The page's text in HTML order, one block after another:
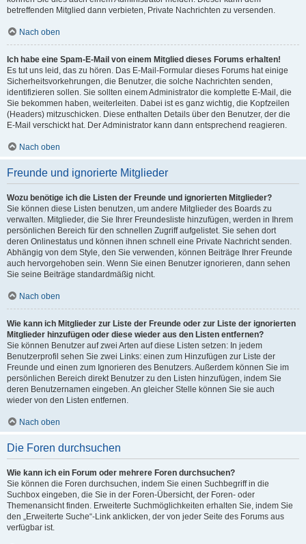
betreffenden Mitglied dann verbieten, Private Nachrichten zu versenden.
Nach oben
Ich habe eine Spam-E-Mail von einem Mitglied dieses Forums erhalten!
Es tut uns leid, das zu hören. Das E-Mail-Formular dieses Forums hat einige
Sicherheitsvorkehrungen, die Benutzer, die solche Nachrichten senden,
identifizieren sollen. Sie sollten einem Administrator die komplette E-Mail, die
Sie bekommen haben, weiterleiten. Dabei ist es ganz wichtig, die Kopfzeilen
(Headers) mitzuschicken. Diese enthalten Details über den Benutzer, der die
E-Mail verschickt hat. Der Administrator kann dann entsprechend reagieren.
Nach oben
Freunde und ignorierte Mitglieder
Wozu benötige ich die Listen der Freunde und ignorierten Mitglieder?
Sie können diese Listen benutzen, um andere Mitglieder des Boards zu
verwalten. Mitglieder, die Sie Ihrer Freundesliste hinzufügen, werden in Ihrem
persönlichen Bereich für den schnellen Zugriff aufgelistet. Sie sehen dort
deren Onlinestatus und können ihnen schnell eine Private Nachricht senden.
Abhängig von dem Style, den Sie verwenden, können Beiträge Ihrer Freunde
auch hervorgehoben sein. Wenn Sie einen Benutzer ignorieren, dann sehen
Sie seine Beiträge standardmäßig nicht.
Nach oben
Wie kann ich Mitglieder zur Liste der Freunde oder zur Liste der ignorierten
Mitglieder hinzufügen oder diese wieder aus den Listen entfernen?
Sie können Benutzer auf zwei Arten auf diese Listen setzen: In jedem
Benutzerprofil sehen Sie zwei Links: einen zum Hinzufügen zur Liste der
Freunde und einen zum Ignorieren des Benutzers. Außerdem können Sie im
persönlichen Bereich direkt Benutzer zu den Listen hinzufügen, indem Sie
deren Benutzernamen eingeben. An gleicher Stelle können Sie sie auch
wieder von den Listen entfernen.
Nach oben
Die Foren durchsuchen
Wie kann ich ein Forum oder mehrere Foren durchsuchen?
Sie können die Foren durchsuchen, indem Sie einen Suchbegriff in die
Suchbox eingeben, die Sie in der Foren-Übersicht, der Foren- oder
Themenansicht finden. Erweiterte Suchmöglichkeiten erhalten Sie, indem Sie
den „Erweiterte Suche“-Link anklicken, der von jeder Seite des Forums aus
verfügbar ist.